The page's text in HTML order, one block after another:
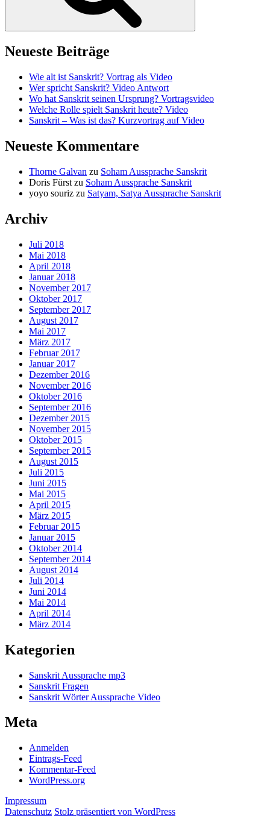
Neueste Beiträge
Wie alt ist Sanskrit? Vortrag als Video
Wer spricht Sanskrit? Video Antwort
Wo hat Sanskrit seinen Ursprung? Vortragsvideo
Welche Rolle spielt Sanskrit heute? Video
Sanskrit – Was ist das? Kurzvortrag auf Video
Neueste Kommentare
Thorne Galvan zu Soham Aussprache Sanskrit
Doris Fürst zu Soham Aussprache Sanskrit
yoyo souriz zu Satyam, Satya Aussprache Sanskrit
Archiv
Juli 2018
Mai 2018
April 2018
Januar 2018
November 2017
Oktober 2017
September 2017
August 2017
Mai 2017
März 2017
Februar 2017
Januar 2017
Dezember 2016
November 2016
Oktober 2016
September 2016
Dezember 2015
November 2015
Oktober 2015
September 2015
August 2015
Juli 2015
Juni 2015
Mai 2015
April 2015
März 2015
Februar 2015
Januar 2015
Oktober 2014
September 2014
August 2014
Juli 2014
Juni 2014
Mai 2014
April 2014
März 2014
Kategorien
Sanskrit Aussprache mp3
Sanskrit Fragen
Sanskrit Wörter Aussprache Video
Meta
Anmelden
Eintrags-Feed
Kommentar-Feed
WordPress.org
Impressum
Datenschutz Stolz präsentiert von WordPress